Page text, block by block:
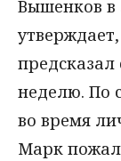
Вышенков в
предсказал
неделю. По
во время
Марк